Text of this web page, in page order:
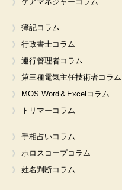
簿記コラム
行政書士コラム
運行管理者コラム
第三種電気主任技術者コラム
MOS Word＆Excelコラム
トリマーコラム
手相占いコラム
ホロスコープコラム
姓名判断コラム